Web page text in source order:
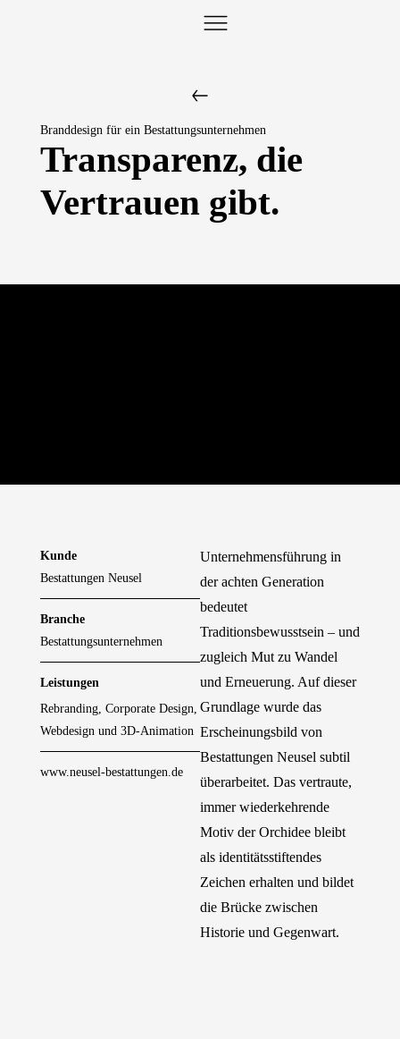
Branddesign für ein Bestattungsunternehmen
Transparenz, die
Vertrauen gibt.
Kunde
Bestattungen Neusel
Branche
Bestattungsunternehmen
Leistungen
Rebranding, Corporate Design,
Webdesign und 3D-Animation
www.neusel-bestattungen.de
Unternehmensführung in
der achten Generation
bedeutet
Traditionsbewusstsein – und
zugleich Mut zu Wandel
und Erneuerung. Auf dieser
Grundlage wurde das
Erscheinungsbild von
Bestattungen Neusel subtil
überarbeitet. Das vertraute,
immer wiederkehrende
Motiv der Orchidee bleibt
als identitätsstiftendes
Zeichen erhalten und bildet
die Brücke zwischen
Historie und Gegenwart.